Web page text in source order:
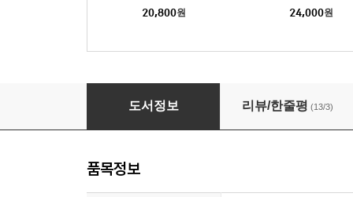
20,800원 24,000원
누구나 코딩하는 시대, 1일 10분 바이브 코딩
도서정보 리뷰/한줄평 (13/3)
품목정보